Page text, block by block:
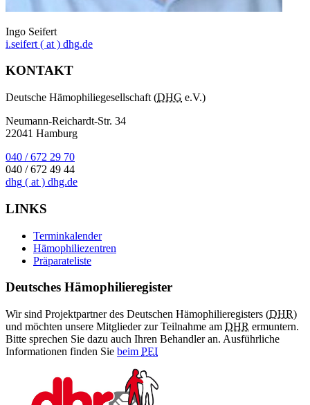
Ingo Seifert
i.seifert ( at ) dhg.de
KONTAKT
Deutsche Hämophiliegesellschaft (DHG e.V.)
Neumann-Reichardt-Str. 34
22041 Hamburg
040 / 672 29 70
040 / 672 49 44
dhg ( at ) dhg.de
LINKS
Terminkalender
Hämophiliezentren
Präparateliste
Deutsches Hämophilieregister
Wir sind Projektpartner des Deutschen Hämophilieregisters (DHR)
und möchten unsere Mitglieder zur Teilnahme am DHR ermuntern.
Bitte sprechen Sie dazu auch Ihren Behandler an. Ausführliche
Informationen finden Sie beim PEI